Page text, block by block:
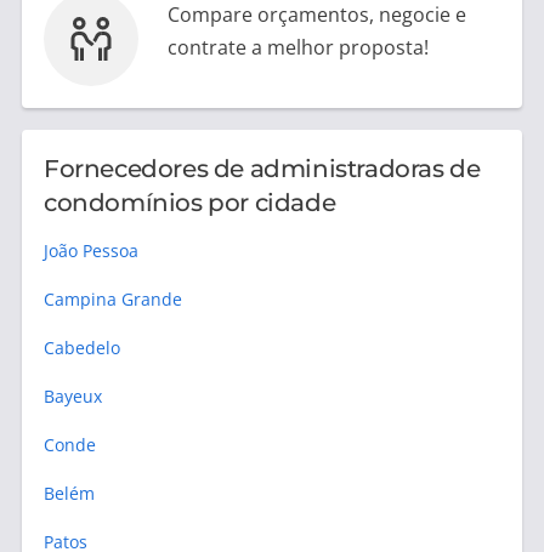
Compare orçamentos, negocie e
contrate a melhor proposta!
Fornecedores de administradoras de
condomínios por cidade
João Pessoa
Campina Grande
Cabedelo
Bayeux
Conde
Belém
Patos